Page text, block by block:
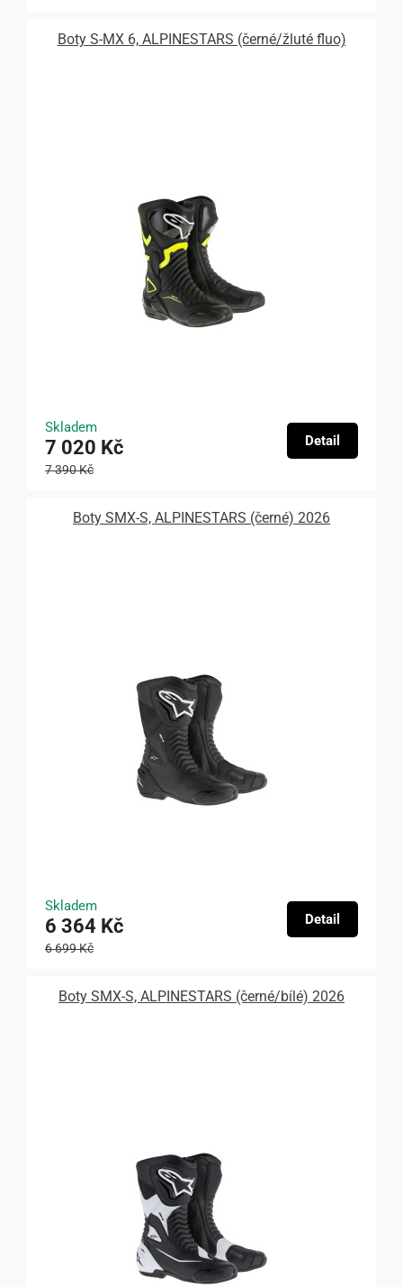
Boty S-MX 6, ALPINESTARS (černé/žluté fluo)
Skladem
7 020 Kč
7 390 Kč
Detail
Boty SMX-S, ALPINESTARS (černé) 2026
Skladem
6 364 Kč
6 699 Kč
Detail
Boty SMX-S, ALPINESTARS (černé/bílé) 2026